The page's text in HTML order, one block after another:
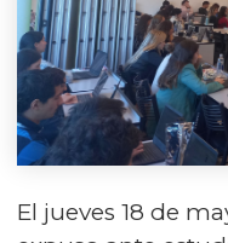
El jueves 18 de